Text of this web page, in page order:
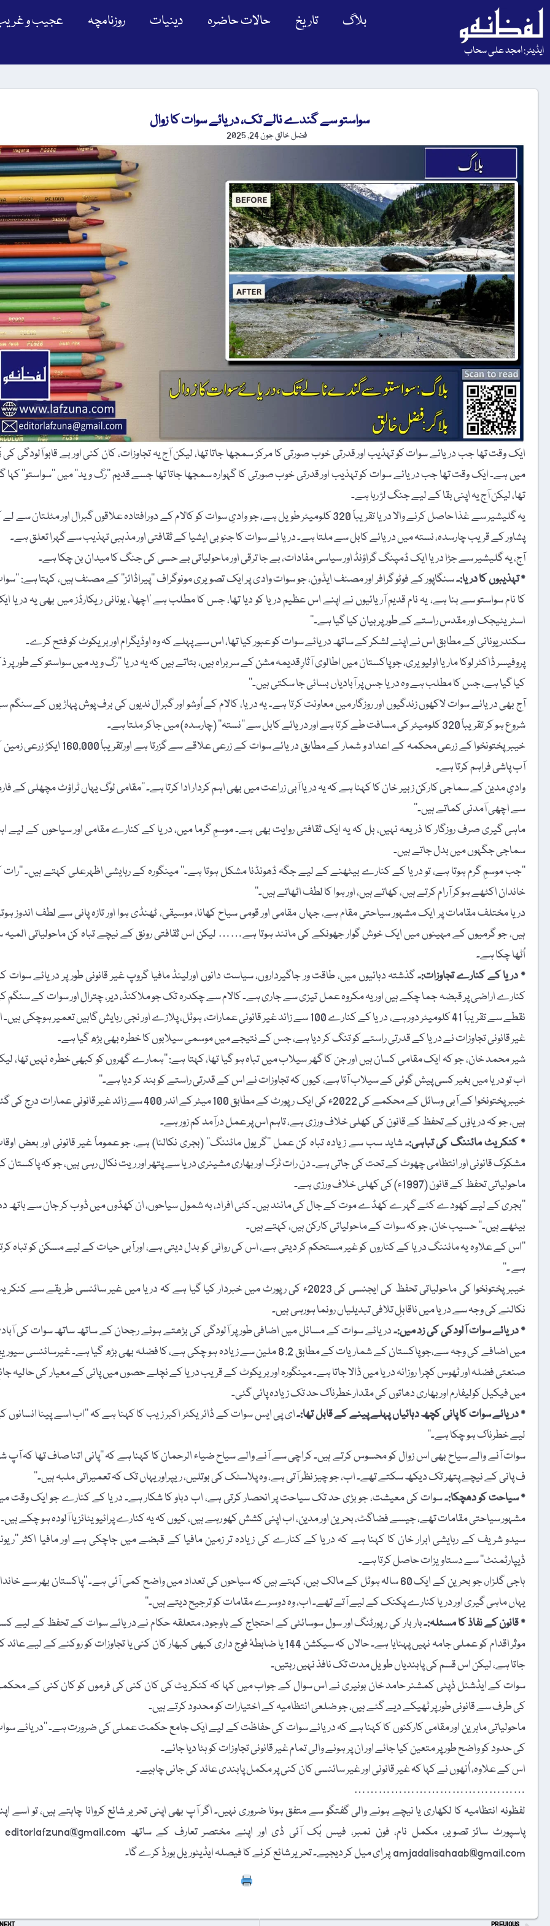
ایڈیٹر: امجد علی سحاب
بلاگ تاریخ حالات حاضرہ دینیات روزنامچہ عجیب و
سواستو سے گندے نالے تک، دریائے سوات کا زوال
فضل خالقجون 24, 2025
ایک وقت تھا جب دریائے سوات کو تہذیب اور قدرتی خوب صورتی کا مرکز سمجھا جاتا تھا، لیکن آج یہ تجاوزات، کان کنی اور بے قابو آلودگی کی
میں ہے۔ ایک وقت تھا جب دریائے سوات کو تہذیب اور قدرتی خوب صورتی کا گہوارہ سمجھا جاتا تھا جسے قدیم ’’رگ وید‘‘ میں ’’سواستو‘‘ کہا
تھا، لیکن آج یہ اپنی بقا کے لیے جنگ لڑ رہا ہے۔
یہ گلیشیر سے غذا حاصل کرنے والا دریا تقریباً 320 کلومیٹر طویل ہے، جو وادیِ سوات کو کالام کے دورافتادہ علاقوں گبرال اور مٹلتان سے
پشاور کے قریب چارسدہ، نستہ میں دریائے کابل سے ملتا ہے۔ دریا ئے سوات کا جنوبی ایشیا کے ثقافتی اور مذہبی تہذیب سے گہرا تعلق ہے۔
آج، یہ گلیشیر سے جڑا دریا ایک ڈمپنگ گراؤنڈ اور سیاسی مفادات، بے جا ترقی اور ماحولیاتی بے حسی کی جنگ کا میدان بن چکا ہے۔
٭ تہذیبوں کا دریا:۔سنگاپور کے فوٹو گرافر اور مصنف ایڈون، جو سوات وادی پر ایک تصویری مونوگراف ’’پیراڈائز‘‘ کے مصنف ہیں، کہتا ہے:
کا نام سواستو سے بنا ہے، یہ نام قدیم آریائیوں نے اپنے اس عظیم دریا کو دیا تھا، جس کا مطلب ہے ’اچھا‘، یونانی ریکارڈز میں بھی یہ دریا
اسٹریٹیجک اور مقدس راستے کے طور پر بیان کیا گیا ہے۔‘‘
سکندر یونانی کے مطابق اس نے اپنے لشکر کے ساتھ دریائے سوات کو عبور کیا تھا، اس سے پہلے کہ وہ اوڈیگرام اور بریکوٹ کو فتح کرے۔
پروفیسر ڈاکٹر لوکا ماریا اولیویری، جو پاکستان میں اطالوی آثارِ قدیمہ مشن کے سربراہ ہیں، بتاتے ہیں کہ یہ دریا ’’رگ وید میں سواستو کے طور پر
کیا گیا ہے، جس کا مطلب ہے وہ دریا جس پر آبادیاں بسائی جا سکتی ہیں۔‘‘
آج بھی دریائے سوات لاکھوں زندگیوں اور روزگار میں معاونت کرتا ہے۔ یہ دریا، کالام کے اُوشو اور گبرال ندیوں کی برف پوش پہاڑیوں کے سنگم
شروع ہو کر تقریباً 320 کلومیٹر کی مسافت طے کرتا ہے اور دریائے کابل سے ’’نستہ‘‘ (چارسدہ) میں جاکر ملتا ہے۔
خیبر پختونخوا کے زرعی محکمہ کے اعداد و شمار کے مطابق دریائے سوات کے زرعی علاقے سے گزرتا ہے اورتقریباً
آب پاشی فراہم کرتا ہے۔
وادیِ مدین کے سماجی کارکن زبیر خان کا کہنا ہے کہ یہ دریا آبی زراعت میں بھی اہم کردار ادا کرتا ہے۔ ’’مقامی لوگ یہاں ٹراؤٹ مچھلی کے
سے اچھی آمدنی کماتے ہیں۔‘‘
ماہی گیری صرف روزگار کا ذریعہ نہیں، بل کہ یہ ایک ثقافتی روایت بھی ہے۔ موسمِ گرما میں، دریا کے کنارے مقامی اور سیاحوں کے لیے
سماجی جگہوں میں بدل جاتے ہیں۔
’’جب موسمِ گرم ہوتا ہے، تو دریا کے کنارے بیٹھنے کے لیے جگہ ڈھونڈنا مشکل ہوتا ہے۔‘‘ مینگورہ کے رہایشی اظہرعلی کہتے ہیں۔ ’’رات
خاندان اکٹھے ہوکر آرام کرتے ہیں، کھاتے ہیں، اور ہوا کا لطف اٹھاتے ہیں۔‘‘
دریا مختلف مقامات پر ایک مشہور سیاحتی مقام ہے، جہاں مقامی اور قومی سیاح کھانا، موسیقی، ٹھنڈی ہوا اور تازہ پانی سے لطف اندوز
ہیں، جو گرمیوں کے مہینوں میں ایک خوش گوار جھونکے کی مانند ہوتا ہے…… لیکن اس ثقافتی رونق کے نیچے تباہ کن ماحولیاتی المیہ
اُٹھا چکا ہے۔
٭ دریا کے کنارے تجاوزات:۔گذشتہ دہائیوں میں، طاقت ور جاگیرداروں، سیاست دانوں اورلینڈ مافیا گروپ غیر قانونی طور پر دریائے سوات
کنارے اراضی پر قبضہ جما چکے ہیں اور یہ مکروہ عمل تیزی سے جاری ہے۔ کالام سے چکدرہ تک جو ملاکنڈ، دیر، چترال اور سوات کے سنگم
نقطے سے تقریباً 41 کلومیٹر دور ہے، دریا کے کنارے 100 سے زائد غیر قانونی عمارات، ہوٹل، پلازے اور نجی رہایش گاہیں تعمیر ہوچکی
غیر قانونی تجاوزات نے دریا کے قدرتی راستے کو تنگ کر دیا ہے، جس کے نتیجے میں موسمی سیلابوں کا خطرہ بھی بڑھ گیا ہے۔
شیر محمد خان، جو کہ ایک مقامی کسان ہیں اور جن کا گھر سیلاب میں تباہ ہو گیا تھا، کہتا ہے: ’’ہمارے گھروں کو کبھی خطرہ نہیں تھا،
اب تو دریا میں بغیر کسی پیش گوئی کے سیلاب آتا ہے، کیوں کہ تجاوزات نے اس کے قدرتی راستے کو بند کر دیا ہے۔‘‘
خیبر پختونخوا کے آبی وسائل کے محکمے کی 2022ء کی ایک رپورٹ کے مطابق 100 میٹر کے اندر 400 سے زائد غیر قانونی عمارات
ہیں، جو کہ دریاؤں کے تحفظ کے قانون کی کھلی خلاف ورزی ہے، تاہم اس پر عمل درآمد کم زور ہے۔
٭ کنکریٹ مائننگ کی تباہی:۔شاید سب سے زیادہ تباہ کن عمل ’’گریول مائننگ‘‘ (بجری نکالنا) ہے، جو عموماً غیر قانونی اور بعض
مشکوک قانونی اور انتظامی چھوٹ کے تحت کی جاتی ہے۔ دن رات ٹرک اور بھاری مشینری دریا سے پتھر اور ریت نکال رہی ہیں، جو کہ پاکستان
ماحولیاتی تحفظ کے قانون (1997ء) کی کھلی خلاف ورزی ہے۔
’’بجری کے لیے کھودے کئے گہرے کھڈے موت کے جال کی مانند ہیں۔ کئی افراد، بہ شمول سیاحوں، ان کھڈوں میں ڈوب کر جان سے ہاتھ
بیٹھے ہیں۔‘‘ حسیب خان، جو کہ سوات کے ماحولیاتی کارکن ہیں، کہتے ہیں۔
’’اس کے علاوہ یہ مائننگ دریا کے کناروں کو غیر مستحکم کر دیتی ہے، اس کی روانی کو بدل دیتی ہے، اور آبی حیات کے لیے مسکن کو تباہ
ہے ۔‘‘
خیبر پختونخوا کی ماحولیاتی تحفظ کی ایجنسی کی 2023ء کی رپورٹ میں خبردار کیا گیا ہے کہ دریا میں غیر سائنسی طریقے سے
نکالنے کی وجہ سے دریا میں ناقابلِ تلافی تبدیلیاں رونما ہورہی ہیں۔
٭ دریائے سوات آلودکی کی زد میں:۔دریائے سوات کے مسائل میں اضافی طور پر آلودگی کی بڑھتے ہوئے رجحان کے ساتھ ساتھ سوات کی
میں اضافے کی وجہ سے،جو پاکستان کے شماریات کے مطابق 2. 8 ملین سے زیادہ ہو چکی ہے، کا فضلہ بھی بڑھ گیا ہے۔ غیرسائنسی
صنعتی فضلہ اور ٹھوس کچرا روزانہ دریا میں ڈالا جاتا ہے۔ مینگورہ اور بریکوٹ کے قریب دریا کے نچلے حصوں میں پانی کے معیار کی حالیہ
میں فیکیل کولیفارم اور بھاری دھاتوں کی مقدار خطرناک حد تک زیادہ پائی گئی۔
٭ دریائے سوات کا پانی کچھ دہائیاں پہلے پینے کے قابل تھا:۔ای پی ایس سوات کے ڈائریکٹر اکبر زیب کا کہنا ہے کہ ’’اب اسے پینا انسانوں
لیے خطرناک ہو چکا ہے۔‘‘
سوات آنے والے سیاح بھی اس زوال کو محسوس کرتے ہیں۔ کراچی سے آنے والے سیاح ضیاء الرحمان کا کہنا ہے کہ ’’پانی اتنا صاف تھا کہ آپ
ف پانی کے نیچے پتھر تک دیکھ سکتے تھے۔ اب، جو چیز نظر آتی ہے، وہ پلاسٹک کی بوتلیں، ریپراور یہاں تک کہ تعمیراتی ملبہ ہیں۔‘‘
٭ سیاحت کو دھچکا:۔سوات کی معیشت، جو بڑی حد تک سیاحت پر انحصار کرتی ہے، اب دباو کا شکار ہے۔ دریا کے کنارے جو ایک وقت
مشہور سیاحتی مقامات تھے، جیسے فضاگٹ، بحرین اور مدین، اب اپنی کشش کھو رہے ہیں، کیوں کہ یہ کنارے پرائیویٹائز یا آلودہ ہو چکے ہیں۔
سیدو شریف کے رہایشی ابرار خان کا کہنا ہے کہ دریا کے کنارے کی زیادہ تر زمین مافیا کے قبضے میں جاچکی ہے اور مافیا اکثر
ڈیپارٹمنٹ‘‘ سے دستاویزات حاصل کرتا ہے۔
ہاجی گلزار، جو بحرین کے ایک 60 سالہ ہوٹل کے مالک ہیں، کہتے ہیں کہ سیاحوں کی تعداد میں واضح کمی آئی ہے۔ ’’پاکستان بھر سے
یہاں ماہی گیری اور دریا کنارے پکنک کے لیے آتے تھے۔ اب، وہ دوسرے مقامات کو ترجیح دیتے ہیں۔‘‘
٭ قانون کے نفاذ کا مسئلہ:۔بار بار کی رپورٹنگ اور سول سوسائٹی کے احتجاج کے باوجود، متعلقہ حکام نے دریائے سوات کے تحفظ کے لیے
موثر اقدام کو عملی جامہ نہیں پہنایا ہے۔ حالاں کہ سیکشن 144 یا ضابطۂ فوج داری کبھی کبھار کان کنی یا تجاوزات کو روکنے کے لیے
جاتا ہے، لیکن اس قسم کی پابندیاں طویل مدت تک نافذ نہیں رہتیں۔
سوات کے ایڈشنل ڈپٹی کمشنر حامد خان بونیری نے اس سوال کے جواب میں کہا کہ کنکریٹ کی کان کنی کی فرموں کو کان کنی کے
کی طرف سے قانونی طور پر ٹھیکے دیے گئے ہیں، جو ضلعی انتظامیہ کے اختیارات کو محدود کرتے ہیں۔
ماحولیاتی ماہرین اور مقامی کارکنوں کا کہنا ہے کہ دریائے سوات کی حفاظت کے لیے ایک جامع حکمت عملی کی ضرورت ہے۔ ’’دریائے
کی حدود کو واضح طور پر متعین کیا جائے اور ان پر ہونے والی تمام غیر قانونی تجاوزات کو ہٹا دیا جائے۔
اس کے علاوہ، اُنھوں نے کہا کہ غیر قانونی اور غیر سائنسی کان کنی پر مکمل پابندی عائد کی جانی چاہیے۔
……………………………………
لفظونہ انتظامیہ کا لکھاری یا نیچے ہونے والی گفتگو سے متفق ہونا ضروری نہیں۔ اگر آپ بھی اپنی تحریر شائع کروانا چاہتے ہیں، تو اسے
amjadalisahaab@gmail.com پر اِی میل کر دیجیے۔ تحریر شائع کرنے کا فیصلہ ایڈیٹوریل بورڈ کرے گا۔